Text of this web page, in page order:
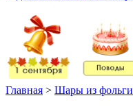
Главная > Шары из фольги